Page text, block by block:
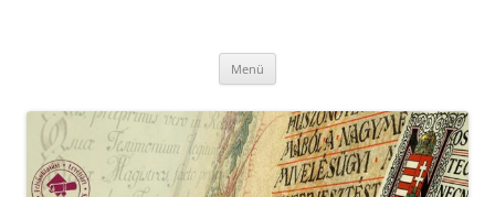
Menü